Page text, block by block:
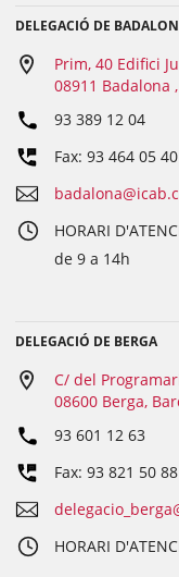
DELEGACIÓ DE
Prim, 40 Edifici
08911 Badalona
93 389 12 04
Fax: 93 464 05 40
HORARI
de 9 a 14h
DELEGACIÓ DE BERGA
C/ del
08600 Berga,
93 601 12 63
Fax: 93 821 50 88
HORARI